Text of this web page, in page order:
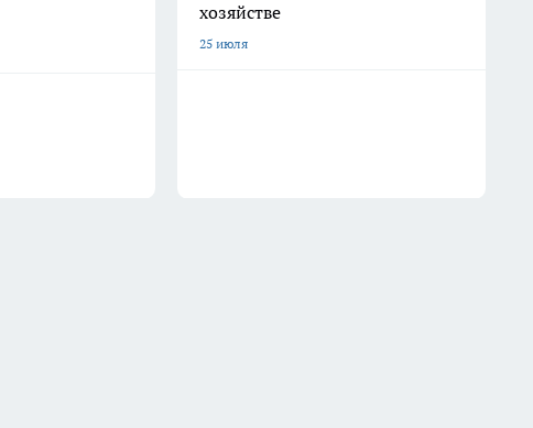
хозяйстве
25 июля